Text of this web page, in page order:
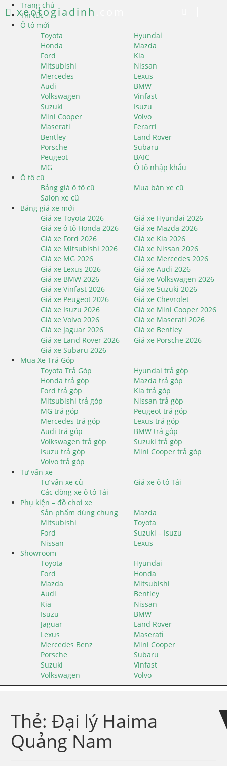
Trang chủ
Tin tức
Ô tô mới
Toyota
Hyundai
Honda
Mazda
Ford
Kia
Mitsubishi
Nissan
Mercedes
Lexus
Audi
BMW
Volkswagen
Vinfast
Suzuki
Isuzu
Mini Cooper
Volvo
Maserati
Ferarri
Bentley
Land Rover
Porsche
Subaru
Peugeot
BAIC
MG
Ô tô nhập khẩu
Ô tô cũ
Bảng giá ô tô cũ
Mua bán xe cũ
Salon xe cũ
Bảng giá xe mới
Giá xe Toyota 2026
Giá xe Hyundai 2026
Giá xe ô tô Honda 2026
Giá xe Mazda 2026
Giá xe Ford 2026
Giá xe Kia 2026
Giá xe Mitsubishi 2026
Giá xe Nissan 2026
Giá xe MG 2026
Giá xe Mercedes 2026
Giá xe Lexus 2026
Giá xe Audi 2026
Giá xe BMW 2026
Giá xe Volkswagen 2026
Giá xe Vinfast 2026
Giá xe Suzuki 2026
Giá xe Peugeot 2026
Giá xe Chevrolet
Giá xe Isuzu 2026
Giá xe Mini Cooper 2026
Giá xe Volvo 2026
Giá xe Maserati 2026
Giá xe Jaguar 2026
Giá xe Bentley
Giá xe Land Rover 2026
Giá xe Porsche 2026
Giá xe Subaru 2026
Mua Xe Trả Góp
Toyota Trả Góp
Hyundai trả góp
Honda trả góp
Mazda trả góp
Ford trả góp
Kia trả góp
Mitsubishi trả góp
Nissan trả góp
MG trả góp
Peugeot trả góp
Mercedes trả góp
Lexus trả góp
Audi trả góp
BMW trả góp
Volkswagen trả góp
Suzuki trả góp
Isuzu trả góp
Mini Cooper trả góp
Volvo trả góp
Tư vấn xe
Tư vấn xe cũ
Giá xe ô tô Tải
Các dòng xe ô tô Tải
Phụ kiện – đồ chơi xe
Sản phẩm dùng chung
Mazda
Mitsubishi
Toyota
Ford
Suzuki – Isuzu
Nissan
Lexus
Showroom
Toyota
Hyundai
Ford
Honda
Mazda
Mitsubishi
Audi
Bentley
Kia
Nissan
Isuzu
BMW
Jaguar
Land Rover
Lexus
Maserati
Mercedes Benz
Mini Cooper
Porsche
Subaru
Suzuki
Vinfast
Volkswagen
Volvo
xeotogiadinh
Thẻ: Đại lý Haima
Quảng Nam